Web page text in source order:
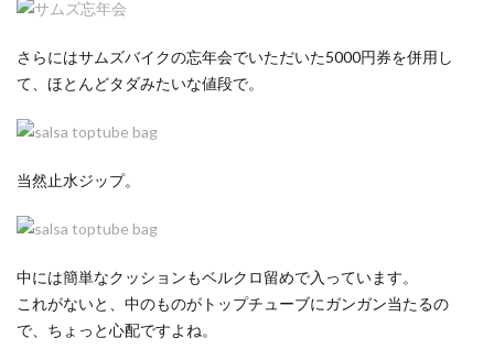
さらにはサムズバイクの忘年会でいただいた5000円券を併用し
て、ほとんどタダみたいな値段で。
当然止水ジップ。
中には簡単なクッションもベルクロ留めで入っています。
これがないと、中のものがトップチューブにガンガン当たるの
で、ちょっと心配ですよね。